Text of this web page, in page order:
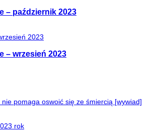
– październik 2023
– wrzesień 2023
pomaga oswoić się ze śmiercią [wywiad]
rok